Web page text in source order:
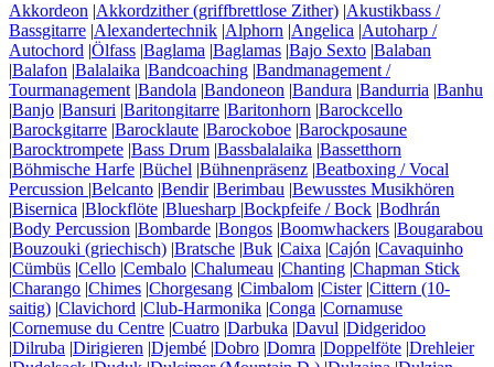
Akkordeon |Akkordzither (griffbrettlose Zither) |Akustikbass /
Bassgitarre |Alexandertechnik |Alphorn |Angelica |Autoharp /
Autochord |Ölfass |Baglama |Baglamas |Bajo Sexto |Balaban
|Balafon |Balalaika |Bandcoaching |Bandmanagement /
Tourmanagement|Bandola |Bandoneon |Bandura |Bandurria |Banhu
|Banjo |Bansuri |Baritongitarre |Baritonhorn |Barockcello
|Barockgitarre |Barocklaute |Barockoboe |Barockposaune
|Barocktrompete |Bass Drum |Bassbalalaika |Bassetthorn
|Böhmische Harfe |Büchel |Bühnenpräsenz |Beatboxing / Vocal
Percussion |Belcanto |Bendir|Berimbau |Bewusstes Musikhören
|Bisernica |Blockflöte |Bluesharp |Bockpfeife / Bock |Bodhrán
|Body Percussion |Bombarde |Bongos |Boomwhackers |Bougarabou
|Bouzouki (griechisch) |Bratsche |Buk |Caixa |Cajón |Cavaquinho
|Cümbüs |Cello |Cembalo |Chalumeau |Chanting |Chapman Stick
|Charango |Chimes |Chorgesang |Cimbalom |Cister|Cittern (10-
saitig) |Clavichord |Club-Harmonika |Conga |Cornamuse
|Cornemuse du Centre |Cuatro |Darbuka |Davul |Didgeridoo
|Dilruba |Dirigieren |Djembé |Dobro |Domra |Doppelföte |Drehleier